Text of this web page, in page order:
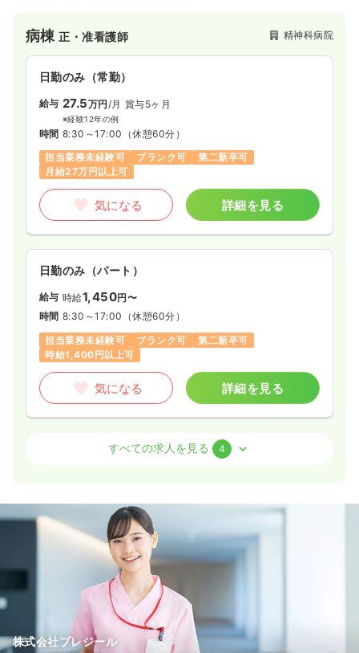
病棟正・准看護師 精神科病院
日勤のみ（常勤）
給与 27.5万円 /月 賞与5ヶ月
※経験12年の例
時間 8:30～17:00 （休憩60分）
担当業務未経験可
ブランク可
第二新卒可
月給27万円以上可
気になる 詳細を見る
日勤のみ（パート）
給与 時給1,450円〜
時間 8:30～17:00 （休憩60分）
担当業務未経験可
ブランク可
第二新卒可
時給1,400円以上可
気になる 詳細を見る
正・准看護師
/月 賞与98.1万円
※経験3年の例
8:30～17:00
月給22万円以上可
気になる
すべての求人を見る 4
株式会社プレジール